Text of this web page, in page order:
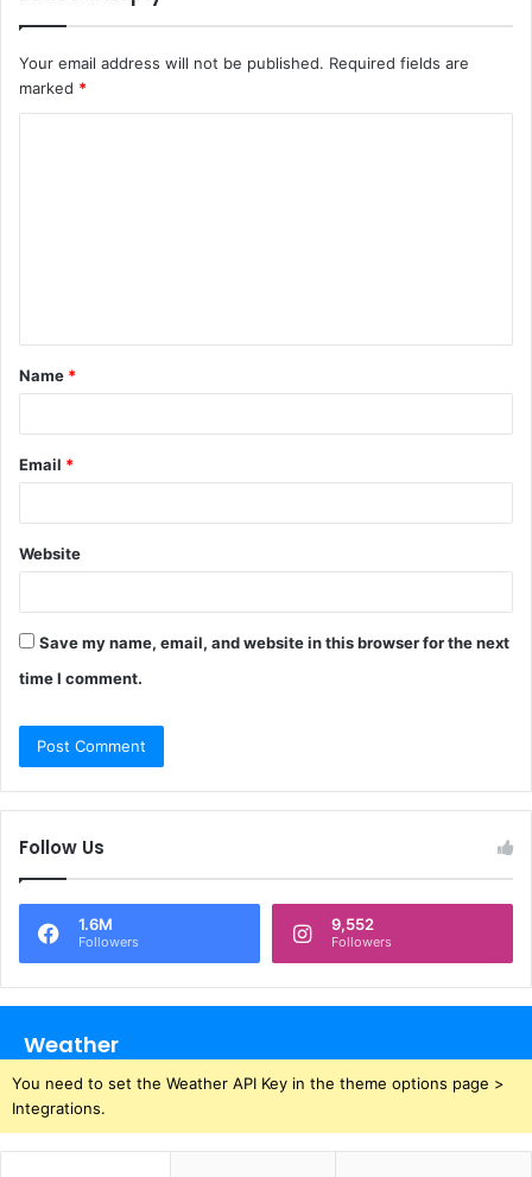
Your email address will not be published. Required fields are
marked *
t
*
Name *
Email *
Website
Save my name, email, and website in this browser for the next
time I comment.
Follow Us
1.6M
Followers
9,552
Followers
Weather
You need to set the Weather API Key in the theme options page >
Integrations.